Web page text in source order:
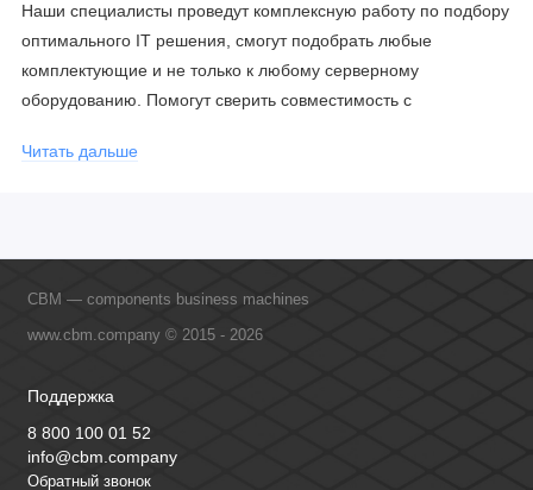
Наши специалисты проведут комплексную работу по подбору
оптимального IT решения, смогут подобрать любые
комплектующие и не только к любому серверному
оборудованию. Помогут сверить совместимость с
официальными производителями и проводим регулярное
Читать дальше
CBM — components business machines
www.cbm.company © 2015 - 2026
Поддержка
8 800 100 01 52
info@cbm.company
Обратный звонок